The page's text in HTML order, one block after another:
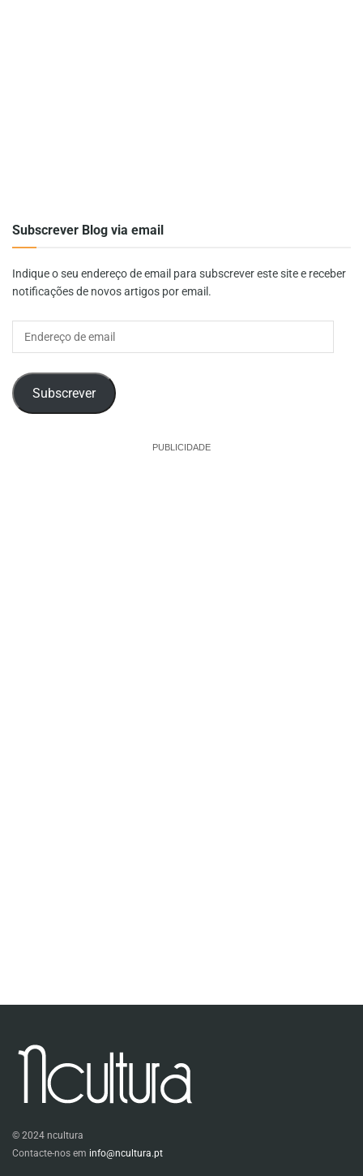
Subscrever Blog via email
Indique o seu endereço de email para subscrever este site e receber
notificações de novos artigos por email.
Subscrever
PUBLICIDADE
© 2024 ncultura
Contacte-nos em info@ncultura.pt